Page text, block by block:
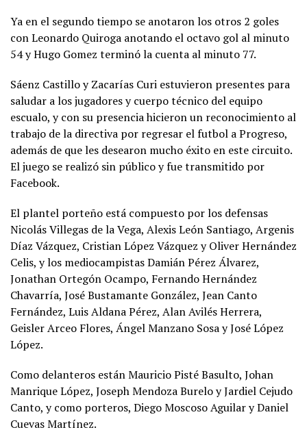
Ya en el segundo tiempo se anotaron los otros 2 goles
con Leonardo Quiroga anotando el octavo gol al minuto
54 y Hugo Gomez terminó la cuenta al minuto 77.
Sáenz Castillo y Zacarías Curi estuvieron presentes para
saludar a los jugadores y cuerpo técnico del equipo
escualo, y con su presencia hicieron un reconocimiento al
trabajo de la directiva por regresar el futbol a Progreso,
además de que les desearon mucho éxito en este circuito.
El juego se realizó sin público y fue transmitido por
Facebook.
El plantel porteño está compuesto por los defensas
Nicolás Villegas de la Vega, Alexis León Santiago, Argenis
Díaz Vázquez, Cristian López Vázquez y Oliver Hernández
Celis, y los mediocampistas Damián Pérez Álvarez,
Jonathan Ortegón Ocampo, Fernando Hernández
Chavarría, José Bustamante González, Jean Canto
Fernández, Luis Aldana Pérez, Alan Avilés Herrera,
Geisler Arceo Flores, Ángel Manzano Sosa y José López
López.
Como delanteros están Mauricio Pisté Basulto, Johan
Manrique López, Joseph Mendoza Burelo y Jardiel Cejudo
Canto, y como porteros, Diego Moscoso Aguilar y Daniel
Cuevas Martínez.